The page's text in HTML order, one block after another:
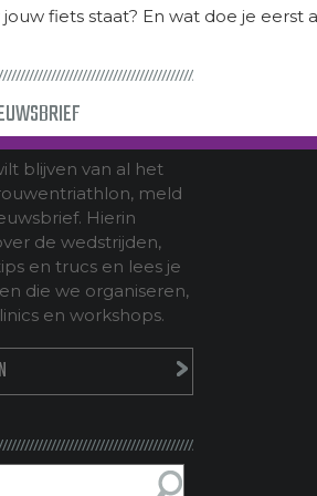
fiets staat? En wat doe je
blijven van al het
meld
Hierin
de wedstrijden,
en trucs en lees je
die we organiseren,
en workshops.